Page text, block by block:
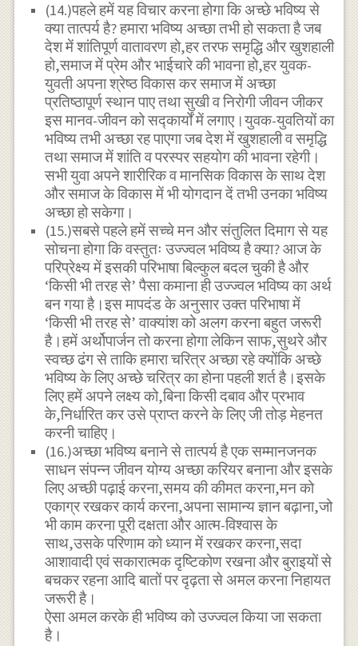
(14.)पहले हमें यह विचार करना होगा कि अच्छे भविष्य से
क्या तात्पर्य है? हमारा भविष्य अच्छा तभी हो सकता है जब
देश में शांतिपूर्ण वातावरण हो,हर तरफ समृद्धि और खुशहाली
हो,समाज में प्रेम और भाईचारे की भावना हो,हर युवक-
युवती अपना श्रेष्ठ विकास कर समाज में अच्छा
प्रतिष्ठापूर्ण स्थान पाए तथा सुखी व निरोगी जीवन जीकर
इस मानव-जीवन को सद्कार्यों में लगाए।युवक-युवतियों का
भविष्य तभी अच्छा रह पाएगा जब देश में खुशहाली व समृद्धि
तथा समाज में शांति व परस्पर सहयोग की भावना रहेगी।
सभी युवा अपने शारीरिक व मानसिक विकास के साथ देश
और समाज के विकास में भी योगदान दें तभी उनका भविष्य
अच्छा हो सकेगा।
(15.)सबसे पहले हमें सच्चे मन और संतुलित दिमाग से यह
सोचना होगा कि वस्तुतः उज्ज्वल भविष्य है क्या? आज के
परिप्रेक्ष्य में इसकी परिभाषा बिल्कुल बदल चुकी है और
‘किसी भी तरह से’ पैसा कमाना ही उज्ज्वल भविष्य का अर्थ
बन गया है।इस मापदंड के अनुसार उक्त परिभाषा में
‘किसी भी तरह से’ वाक्यांश को अलग करना बहुत जरूरी
है।हमें अर्थोपार्जन तो करना होगा लेकिन साफ,सुथरे और
स्वच्छ ढंग से ताकि हमारा चरित्र अच्छा रहे क्योंकि अच्छे
भविष्य के लिए अच्छे चरित्र का होना पहली शर्त है।इसके
लिए हमें अपने लक्ष्य को,बिना किसी दबाव और प्रभाव
के,निर्धारित कर उसे प्राप्त करने के लिए जी तोड़ मेहनत
करनी चाहिए।
(16.)अच्छा भविष्य बनाने से तात्पर्य है एक सम्मानजनक
साधन संपन्न जीवन योग्य अच्छा करियर बनाना और इसके
लिए अच्छी पढ़ाई करना,समय की कीमत करना,मन को
एकाग्र रखकर कार्य करना,अपना सामान्य ज्ञान बढ़ाना,जो
भी काम करना पूरी दक्षता और आत्म-विश्वास के
साथ,उसके परिणाम को ध्यान में रखकर करना,सदा
आशावादी एवं सकारात्मक दृष्टिकोण रखना और बुराइयों से
बचकर रहना आदि बातों पर दृढ़ता से अमल करना निहायत
जरूरी है।
ऐसा अमल करके ही भविष्य को उज्ज्वल किया जा सकता
है।